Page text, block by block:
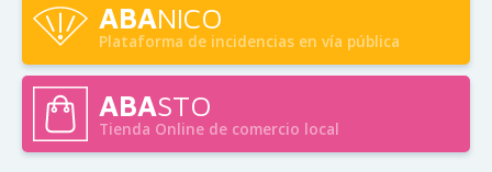
ABANICO
Plataforma de incidencias en vía pública
ABASTO
Tienda Online de comercio local